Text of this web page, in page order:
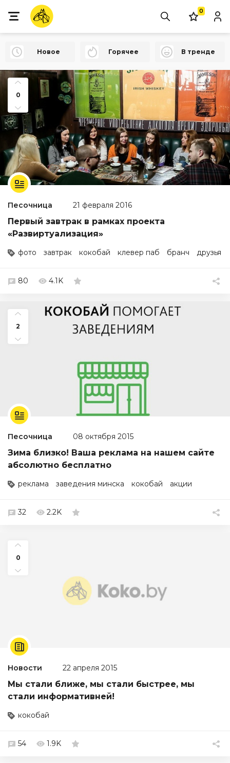
0
Новое Горячее В тренде
0
Песочница 21 февраля 2016
Первый завтрак в рамках проекта
«Развиртуализация»
фото завтрак кокобай клевер паб бранч друзья
80 4.1K
2
Песочница 08 октября 2015
Зима близко! Ваша реклама на нашем сайте
абсолютно бесплатно
реклама заведения минска кокобай акции
32 2.2K
0
Новости 22 апреля 2015
Мы стали ближе, мы стали быстрее, мы
стали информативней!
кокобай
54 1.9K